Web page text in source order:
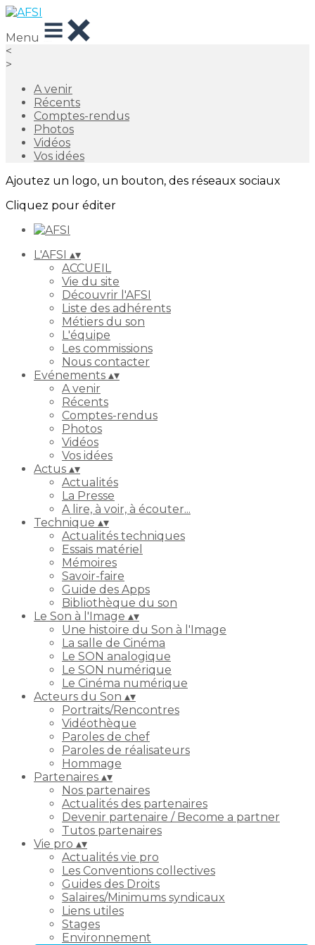
Menu
<
>
A venir
Récents
Comptes-rendus
Photos
Vidéos
Vos idées
Ajoutez un logo, un bouton, des réseaux sociaux
Cliquez pour éditer
L'AFSI ▴▾
ACCUEIL
Vie du site
Découvrir l'AFSI
Liste des adhérents
Métiers du son
L'équipe
Les commissions
Nous contacter
Evénements ▴▾
A venir
Récents
Comptes-rendus
Photos
Vidéos
Vos idées
Actus ▴▾
Actualités
La Presse
A lire, à voir, à écouter...
Technique ▴▾
Actualités techniques
Essais matériel
Mémoires
Savoir-faire
Guide des Apps
Bibliothèque du son
Le Son à l'Image ▴▾
Une histoire du Son à l'Image
La salle de Cinéma
Le SON analogique
Le SON numérique
Le Cinéma numérique
Acteurs du Son ▴▾
Portraits/Rencontres
Vidéothèque
Paroles de chef
Paroles de réalisateurs
Hommage
Partenaires ▴▾
Nos partenaires
Actualités des partenaires
Devenir partenaire / Become a partner
Tutos partenaires
Vie pro ▴▾
Actualités vie pro
Les Conventions collectives
Guides des Droits
Salaires/Minimums syndicaux
Liens utiles
Stages
Environnement